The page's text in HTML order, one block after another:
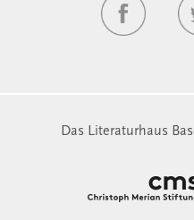
Das Literaturhaus